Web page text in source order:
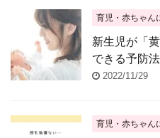
育児・赤ちゃん
新生児が「
できる予防
2022/11/29
育児・赤ちゃん